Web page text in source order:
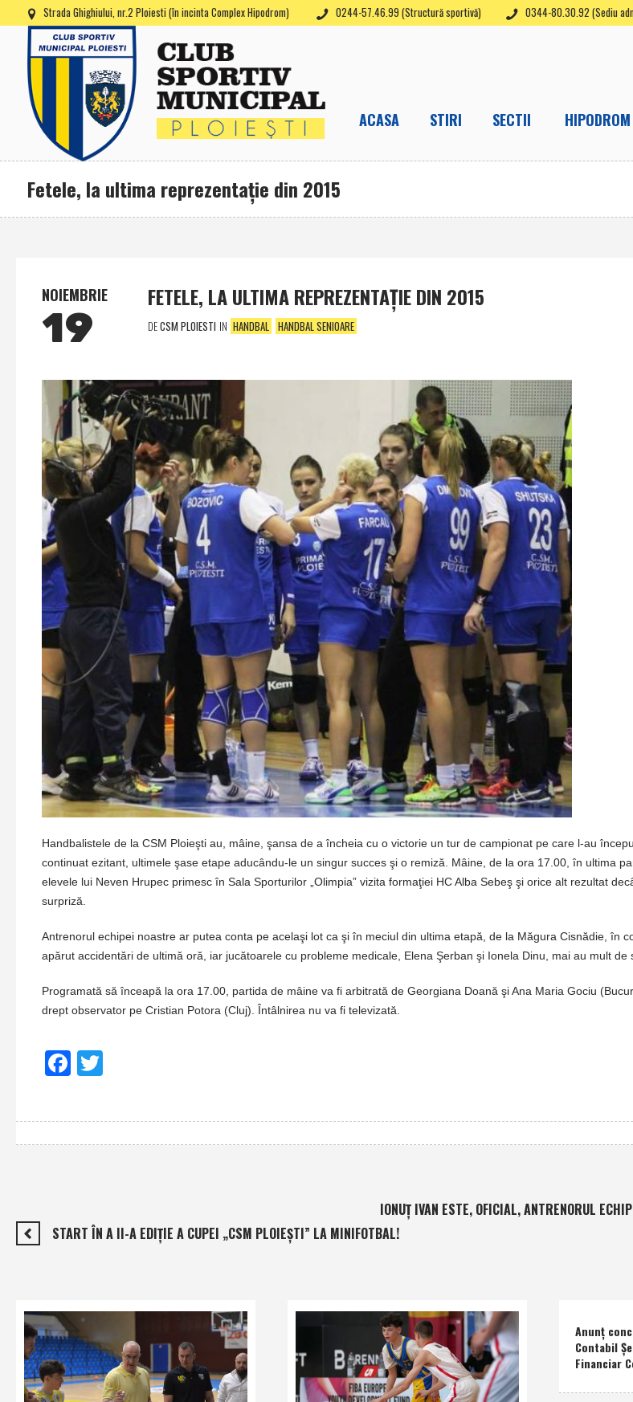
Strada Ghighiului, nr.2 Ploiesti (în incinta Complex Hipodrom) 0244-57.46.99 (Structură sportivă) 0344-80.30.92 (Sediu
ACASA STIRI SECTII HIPODROM
Fetele, la ultima reprezentaţie din 2015
NOIEMBRIE
19
FETELE, LA ULTIMA REPREZENTAŢIE DIN 2015
DECSM PLOIESTI IN HANDBAL HANDBAL SENIOARE
Handbalistele de la CSM Ploieşti au, mâine, şansa de a încheia cu o victorie un tur de campionat pe care l-au
continuat ezitant, ultimele şase etape aducându-le un singur succes şi o remiză. Mâine, de la ora 17.00, în ultima
elevele lui Neven Hrupec primesc în Sala Sporturilor „Olimpia” vizita formaţiei HC Alba Sebeş şi orice alt rezultat
surpriză.
Antrenorul echipei noastre ar putea conta pe acelaşi lot ca şi în meciul din ultima etapă, de la Măgura Cisnădie, în
apărut accidentări de ultimă oră, iar jucătoarele cu probleme medicale, Elena Şerban şi Ionela Dinu, mai au mult de
Programată să înceapă la ora 17.00, partida de mâine va fi arbitrată de Georgiana Doană şi Ana Maria Gociu
drept observator pe Cristian Potora (Cluj). Întâlnirea nu va fi televizată.
Facebook
IONUŢ IVAN ESTE, OFICIAL, ANTRENORUL
START ÎN A II-A EDIŢIE A CUPEI „CSM PLOIEŞTI” LA MINIFOTBAL!
Anunţ
Contabil
Financiar